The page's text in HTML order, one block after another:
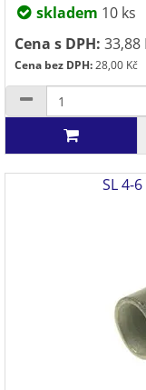
skladem 10 ks
Cena s DPH: 33,88
Cena bez DPH:28,00 Kč
SL 4-